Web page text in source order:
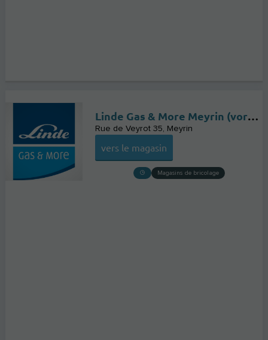
Linde Gas & More Meyrin (vormals PanGas)
Rue de Veyrot 35 Meyrin
vers le magasin
Magasins de bricolage